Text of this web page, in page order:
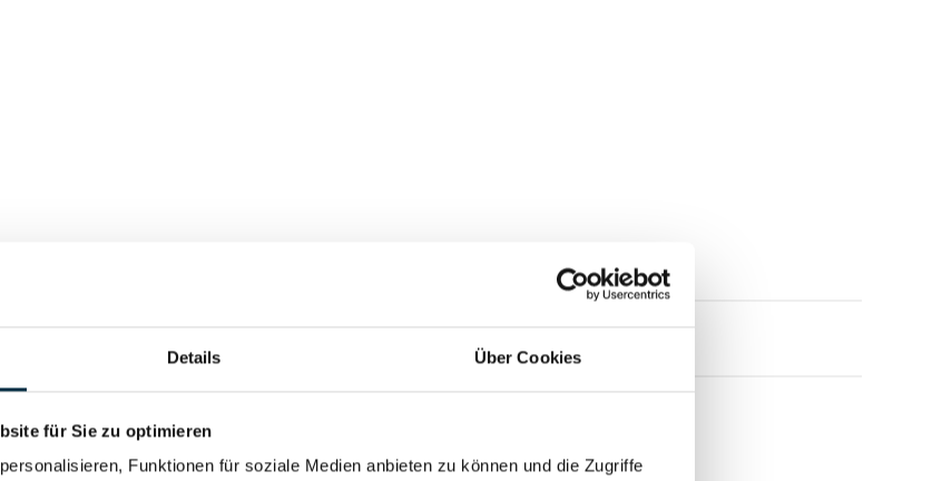
Details Über Cookies
für Sie zu optimieren
Funktionen für soziale Medien anbieten zu können und die Zugriffe